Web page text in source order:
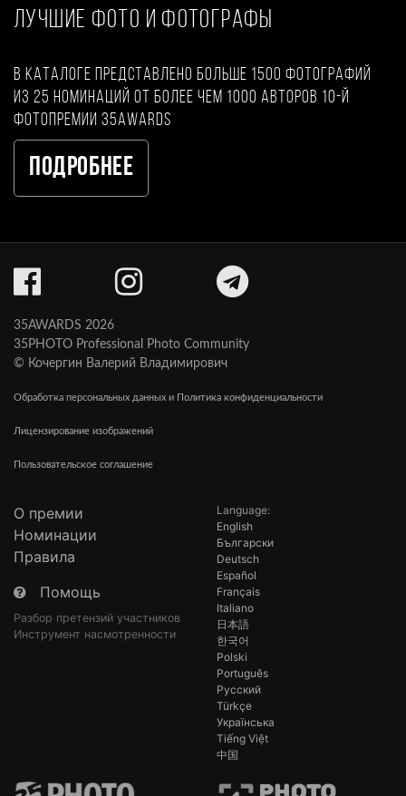
ЛУЧШИЕ ФОТО И ФОТОГРАФЫ
В каталоге представлено больше 1500 фотографий
из 25 номинаций от более чем 1000 авторов 10-й
фотопремии 35AWARDS
Подробнее
35AWARDS 2026
35PHOTO Professional Photo Community
© Кочергин Валерий Владимирович
Обработка персональных данных и Политика конфиденциальности
Лицензирование изображений
Пользовательское соглашение
О премии
Номинации
Правила
Помощь
Разбор претензий участников
Инструмент насмотренности
Language:
English
Български
Deutsch
Español
Français
Italiano
日本語
한국어
Polski
Português
Русский
Türkçe
Українська
Tiếng Việt
中国